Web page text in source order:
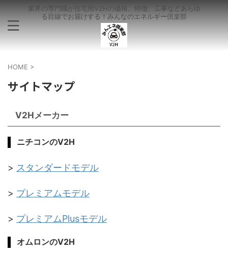
業界の専門職が住宅用V2Hの価格、特徴、工事などあらゆ
る目線でお届けする！みんなのエネルギー倶楽部
HOME >
サイトマップ
V2Hメーカー
ニチコンのV2H
> スタンダードモデル
> プレミアムモデル
> プレミアムPlusモデル
オムロンのV2H